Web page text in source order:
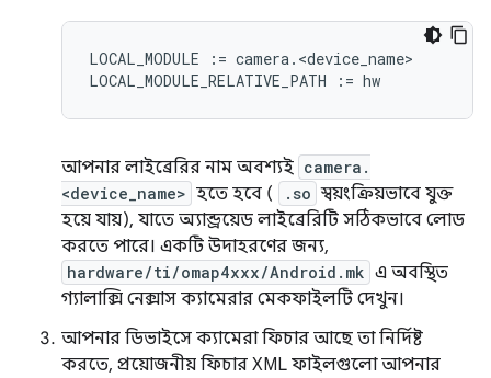
LOCAL_MODULE := camera.<device_name>
আপনার লাইব্রেরির নাম অবশ্যই camera.
<device_name> হতে হবে ( .so স্বয়ংক্রিয়ভাবে যুক্ত
হয়ে যায়), যাতে অ্যান্ড্রয়েড লাইব্রেরিটি সঠিকভাবে লোড
করতে পারে। একটি উদাহরণের জন্য,
hardware/ti/omap4xxx/Android.mk এ অবস্থিত
গ্যালাক্সি নেক্সাস ক্যামেরার মেকফাইলটি দেখুন।
আপনার ডিভাইসে ক্যামেরা ফিচার আছে তা নির্দিষ্ট
করতে, প্রয়োজনীয় ফিচার XML ফাইলগুলো আপনার